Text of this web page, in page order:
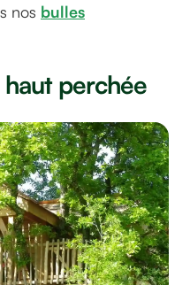
nos bulles
haut perchée